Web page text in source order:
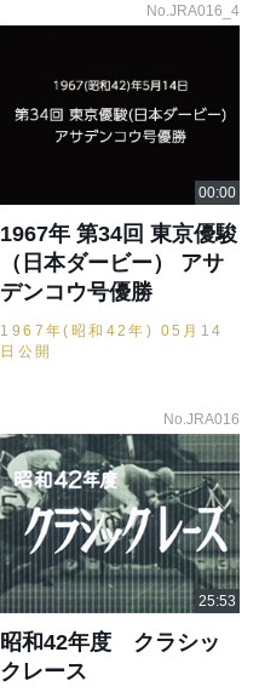
No.JRA016_4
1967年 第34回 東京優駿
（日本ダービー） アサ
デンコウ号優勝
1967年(昭和42年) 05月14
日公開
No.JRA016
昭和42年度 クラシッ
クレース